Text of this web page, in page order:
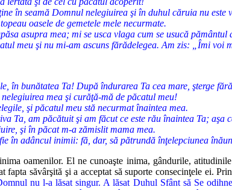
în seamă Domnul nelegiuirea şi în duhul căruia nu este
oasele de gemetele mele necurmate.
asupra mea; mi se usca vlaga cum se usucă pământul
meu şi nu mi-am ascuns fărădelegea. Am zis: „Îmi
în bunătatea Ta! După îndurarea Ta cea mare, şterge
mea şi curăţă-mă de păcatul meu!
şi păcatul meu stă necurmat înaintea mea.
Ta, am păcătuit şi am făcut ce este rău înaintea Ta; aşa
şi în păcat m-a zămislit mama mea.
în adâncul inimii: fă, dar, să pătrundă înţelepciunea
oamenilor. El ne cunoaşte inima, gândurile,
fapta săvârşită şi a acceptat să suporte consecinţele ei.
nu l-a lăsat singur. A lăsat Duhul Sfânt să Se